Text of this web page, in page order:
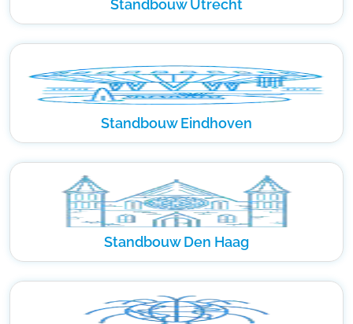
Standbouw Utrecht
Standbouw Eindhoven
Standbouw Den Haag